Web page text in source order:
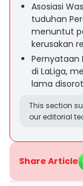
Asosiasi
tuduhan
menuntut
kerusakan
Pernyataan
di LaLiga,
lama
This section
our editorial
Share Article